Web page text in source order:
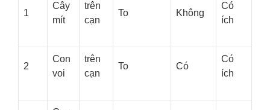
1
Cây
mít
trên
cạn
To Không
Có
ích
2
Con
voi
trên
cạn
To Có
Có
ích